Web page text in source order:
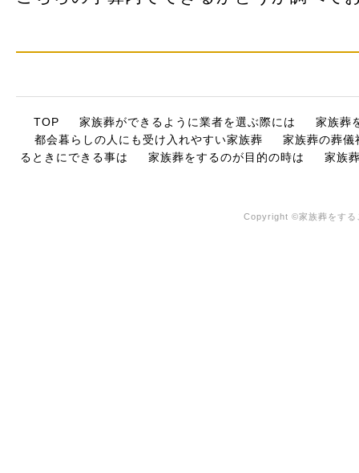
TOP 家族葬ができるように業者を選ぶ際には
家族葬
都会暮らしの人にも受け入れやすい家族葬
家族葬の葬儀
るときにできる事は
家族葬をするのが目的の時は 家族
Copyright ©家族葬をす